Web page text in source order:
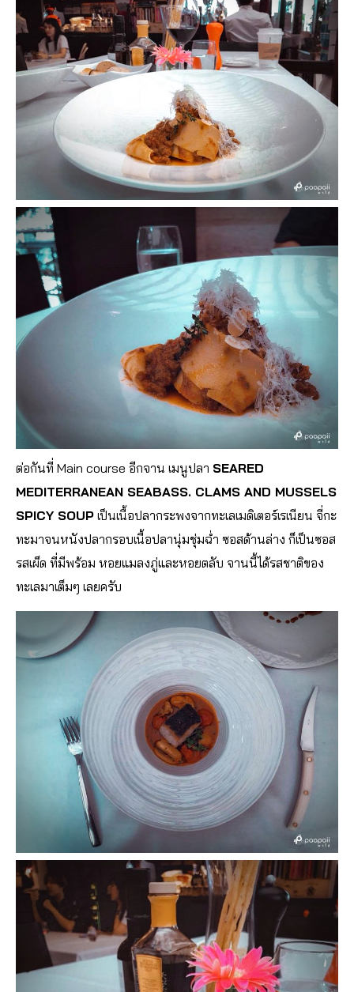
ต่อกันที่ Main course อีกจาน เมนูปลา SEARED
MEDITERRANEAN SEABASS. CLAMS AND MUSSELS
SPICY SOUP เป็นเนื้อปลากระพงจากทะเลเมดิเตอร์เรเนียน จี่กะ
ทะมาจนหนังปลากรอบเนื้อปลานุ่มชุ่มฉ่ำ ซอสด้านล่าง ก็เป็นซอส
รสเผ็ด ที่มีพร้อม หอยแมลงภู่และหอยตลับ จานนี้ได้รสชาติของ
ทะเลมาเต็มๆ เลยครับ